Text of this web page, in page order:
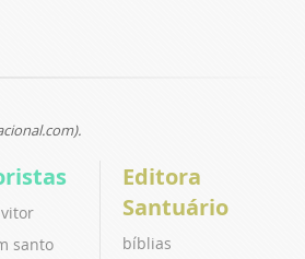
santo
Editora
Santuário
bíblias